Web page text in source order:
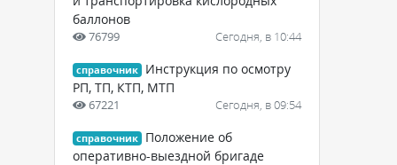
баллонов
76799 Сегодня, в 10:44
справочник
Инструкция по осмотру
РП, ТП, КТП, МТП
67221 Сегодня, в 09:54
справочник
Положение об
оперативно-выездной бригаде